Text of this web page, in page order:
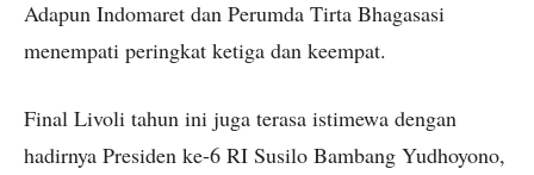
Adapun Indomaret dan Perumda Tirta Bhagasasi
menempati peringkat ketiga dan keempat.
Final Livoli tahun ini juga terasa istimewa dengan
hadirnya Presiden ke-6 RI Susilo Bambang Yudhoyono,